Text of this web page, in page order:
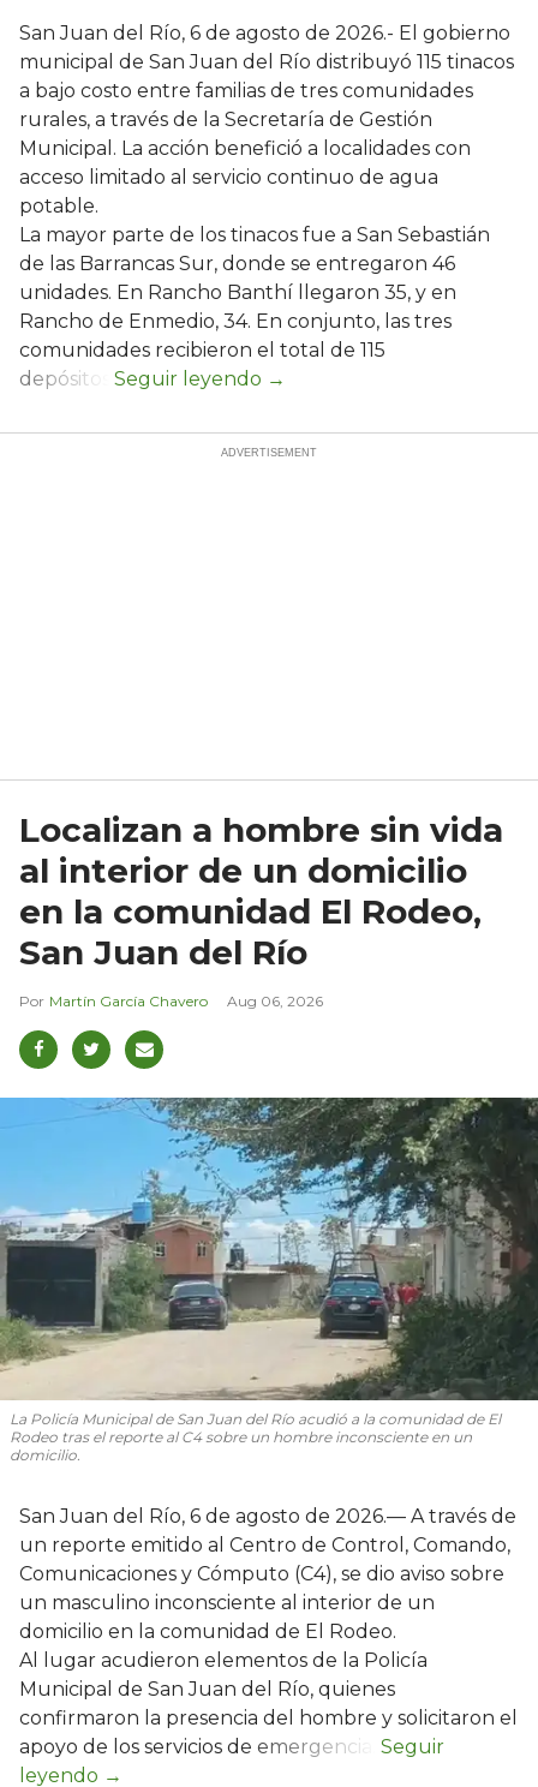
San Juan del Río, 6 de agosto de 2026.- El gobierno
municipal de San Juan del Río distribuyó 115 tinacos
a bajo costo entre familias de tres comunidades
rurales, a través de la Secretaría de Gestión
Municipal. La acción benefició a localidades con
acceso limitado al servicio continuo de agua
potable.
La mayor parte de los tinacos fue a San Sebastián
de las Barrancas Sur, donde se entregaron 46
unidades. En Rancho Banthí llegaron 35, y en
Rancho de Enmedio, 34. En conjunto, las tres
comunidades recibieron el total de 115
depósitos.
Localizan a hombre sin vida
al interior de un domicilio
en la comunidad El Rodeo,
San Juan del Río
Martín García Chavero Aug 06, 2026
La Policía Municipal de San Juan del Río acudió a la comunidad de El
Rodeo tras el reporte al C4 sobre un hombre inconsciente en un
domicilio.
San Juan del Río, 6 de agosto de 2026.— A través de
un reporte emitido al Centro de Control, Comando,
Comunicaciones y Cómputo (C4), se dio aviso sobre
un masculino inconsciente al interior de un
domicilio en la comunidad de El Rodeo.
Al lugar acudieron elementos de la Policía
Municipal de San Juan del Río, quienes
confirmaron la presencia del hombre y solicitaron el
apoyo de los servicios de emergencia.